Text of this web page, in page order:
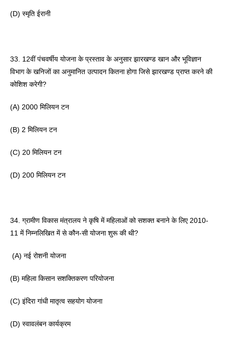
(D) स्मृति ईरानी
33. 12वीं पंचवर्षीय योजना के प्रस्ताव के अनुसार झारखण्ड खान और भूविज्ञान
विभाग के खनिजों का अनुमानित उत्पादन कितना होगा जिसे झारखण्ड प्राप्त करने की
कोशिश करेगी?
(A) 2000 मिलियन टन
(B) 2 मिलियन टन
(C) 20 मिलियन टन
(D) 200 मिलियन टन
34. ग्रामीण विकास मंत्रालय ने कृषि में महिलाओं को सशक्त बनाने के लिए 2010-
11 में निम्नलिखित में से कौन-सी योजना शुरू की थी?
(A) नई रोशनी योजना
(B) महिला किसान सशक्तिकरण परियोजना
(C) इंदिरा गांधी मातृत्व सहयोग योजना
(D) स्वावलंबन कार्यक्रम